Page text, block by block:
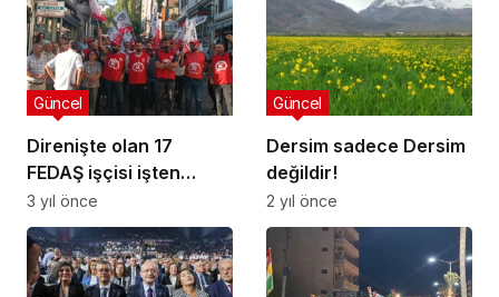
Direnişte olan 17
FEDAŞ işçisi işten
çıkarıldı: Sanatçılardan
işçilere destek
Güncel
3 yıl önce
Dersim sadece Dersim
değildir!
Güncel
2 yıl önce